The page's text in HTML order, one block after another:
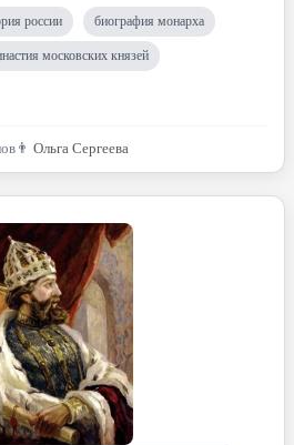
россии биография монарха
московских князей
👨 Ольга Сергеева